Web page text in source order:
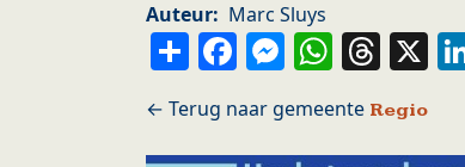
Auteur
Marc Sluys
ShareFacebook X
Regio